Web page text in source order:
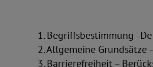
1. Begriffsbestimmung -
2. Allgemeine
3. Barrierefreiheit –